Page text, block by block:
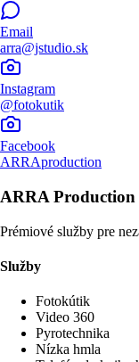
Email
arra@jstudio.sk
Instagram
@fotokutik
Facebook
ARRAproduction
ARRA Production
Prémiové služby pre
Služby
Fotokútik
Video 360
Pyrotechnika
Nízka hmla